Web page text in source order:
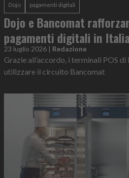
Dojo pagamenti digitali
Dojo e Bancomat
pagamenti digitali in Italia
23 luglio 2026 | Redazione
Grazie all’accordo, i terminali POS
utilizzare il circuito Bancomat